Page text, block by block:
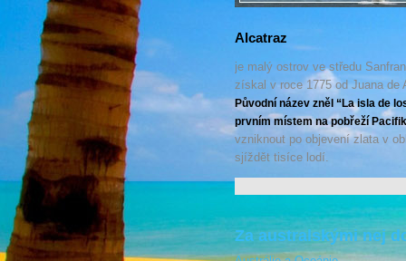
Alcatraz
je malý ostrov ve středu
získal v roce 1775 od Juana de
Původní název zněl “La isla de
prvním místem na pobřeží
vzniknout po objevení zlata v
sjíždět tisíce lodí.
Za australskými nej